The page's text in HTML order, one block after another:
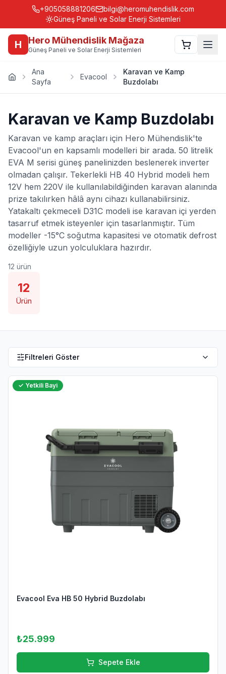
+905058881206
bilgi@heromuhendislik.com
Güneş Paneli ve Solar Enerji Sistemleri
H Hero Mühendislik Mağaza
Güneş Paneli ve Solar Enerji Sistemleri
Ana
Sayfa
Evacool
Karavan ve Kamp
Buzdolabı
Karavan ve Kamp Buzdolabı
Karavan ve kamp araçları için Hero Mühendislik'te
Evacool'un en kapsamlı modelleri bir arada. 50 litrelik
EVA M serisi güneş panelinizden beslenerek inverter
olmadan çalışır. Tekerlekli HB 40 Hybrid modeli hem
12V hem 220V ile kullanılabildiğinden karavan alanında
prize takılırken hâlâ aynı cihazı kullanabilirsiniz.
Yatakaltı çekmeceli D31C modeli ise karavan içi yerden
tasarruf etmek isteyenler için tasarlanmıştır. Tüm
modeller -15°C soğutma kapasitesi ve otomatik defrost
özelliğiyle uzun yolculuklara hazırdır.
12 ürün
12
Ürün
Filtreleri Göster
✓ Yetkili Bayi
Evacool Eva HB 50 Hybrid Buzdolabı
₺25.999
Sepete Ekle